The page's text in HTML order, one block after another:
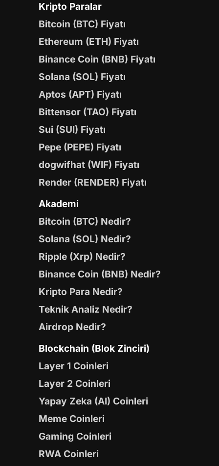
Kripto Paralar
Bitcoin (BTC) Fiyatı
Ethereum (ETH) Fiyatı
Binance Coin (BNB) Fiyatı
Solana (SOL) Fiyatı
Aptos (APT) Fiyatı
Bittensor (TAO) Fiyatı
Sui (SUI) Fiyatı
Pepe (PEPE) Fiyatı
dogwifhat (WIF) Fiyatı
Render (RENDER) Fiyatı
Akademi
Bitcoin (BTC) Nedir?
Solana (SOL) Nedir?
Ripple (Xrp) Nedir?
Binance Coin (BNB) Nedir?
Kripto Para Nedir?
Teknik Analiz Nedir?
Airdrop Nedir?
Blockchain (Blok Zinciri)
Layer 1 Coinleri
Layer 2 Coinleri
Yapay Zeka (AI) Coinleri
Meme Coinleri
Gaming Coinleri
RWA Coinleri